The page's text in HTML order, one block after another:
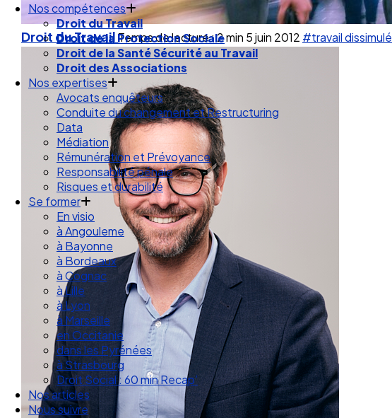
Nos compétences
Droit du Travail
Droit de la Protection Sociale
Droit de la Santé Sécurité au Travail
Droit des Associations
Nos expertises
Avocats enquêteurs
Conduite du changement et Restructuring
Data
Médiation
Rémunération et Prévoyance
Responsabilité pénale
Risques et durabilité
Se former
En visio
à Angouleme
à Bayonne
à Bordeaux
à Cognac
à Lille
à Lyon
à Marseille
en Occitanie
dans les Pyrénées
à Strasbourg
Droit Social : 60 min Recap’
Nos articles
Nous suivre
Droit du TravailTemps de lecture : 2 min 5 juin 2012 #travail dissimulé